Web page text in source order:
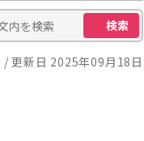
検索
更新日 2025年09月18日